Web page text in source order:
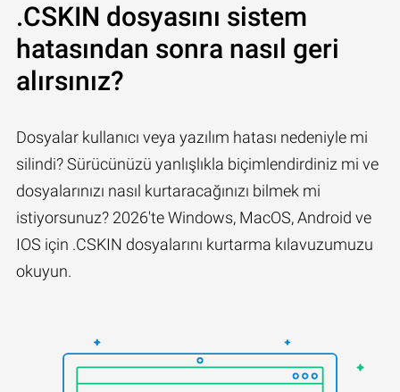
.CSKIN dosyasını sistem
hatasından sonra nasıl geri
alırsınız?
Dosyalar kullanıcı veya yazılım hatası nedeniyle mi
silindi? Sürücünüzü yanlışlıkla biçimlendirdiniz mi ve
dosyalarınızı nasıl kurtaracağınızı bilmek mi
istiyorsunuz? 2026'te Windows, MacOS, Android ve
IOS için .CSKIN dosyalarını kurtarma kılavuzumuzu
okuyun.